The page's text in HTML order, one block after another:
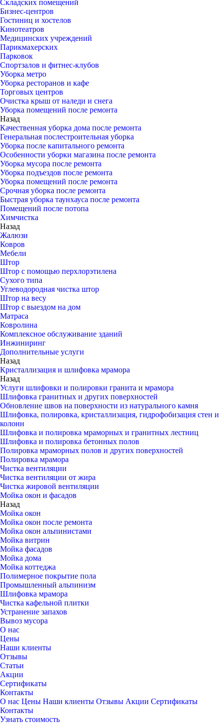
Складских помещений
Бизнес-центров
Гостиниц и хостелов
Кинотеатров
Медицинских учреждений
Парикмахерских
Парковок
Спортзалов и фитнес-клубов
Уборка метро
Уборка ресторанов и кафе
Торговых центров
Очистка крыш от наледи и снега
Уборка помещений после ремонта
Назад
Качественная уборка дома после ремонта
Генеральная послестроительная уборка
Уборка после капитального ремонта
Особенности уборки магазина после ремонта
Уборка мусора после ремонта
Уборка подъездов после ремонта
Уборка помещений после ремонта
Срочная уборка после ремонта
Быстрая уборка таунхауса после ремонта
Помещений после потопа
Химчистка
Назад
Жалюзи
Ковров
Мебели
Штор
Штор с помощью перхлорэтилена
Сухого типа
Углеводородная чистка штор
Штор на весу
Штор с выездом на дом
Матраса
Ковролина
Комплексное обслуживание зданий
Инжиниринг
Дополнительные услуги
Назад
Кристаллизация и шлифовка мрамора
Назад
Услуги шлифовки и полировки гранита и мрамора
Шлифовка гранитных и других поверхностей
Обновление швов на поверхности из натурального камня
Шлифовка, полировка, кристаллизация, гидрофобизация стен и
колонн
Шлифовка и полировка мраморных и гранитных лестниц
Шлифовка и полировка бетонных полов
Полировка мраморных полов и других поверхностей
Полировка мрамора
Чистка вентиляции
Чистка вентиляции от жира
Чистка жировой вентиляции
Мойка окон и фасадов
Назад
Мойка окон
Мойка окон после ремонта
Мойка окон альпинистами
Мойка витрин
Мойка фасадов
Мойка дома
Мойка коттеджа
Полимерное покрытие пола
Промышленный альпинизм
Шлифовка мрамора
Чистка кафельной плитки
Устранение запахов
Вывоз мусора
О нас
Цены
Наши клиенты
Отзывы
Статьи
Акции
Сертификаты
Контакты
О нас Цены Наши клиенты Отзывы Акции Сертификаты
Контакты
Узнать стоимость